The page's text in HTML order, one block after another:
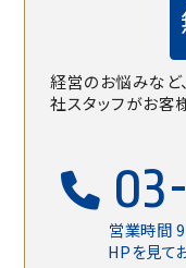
経営のお悩みなど
社スタッフがお客
営業時間 9
HPを見て